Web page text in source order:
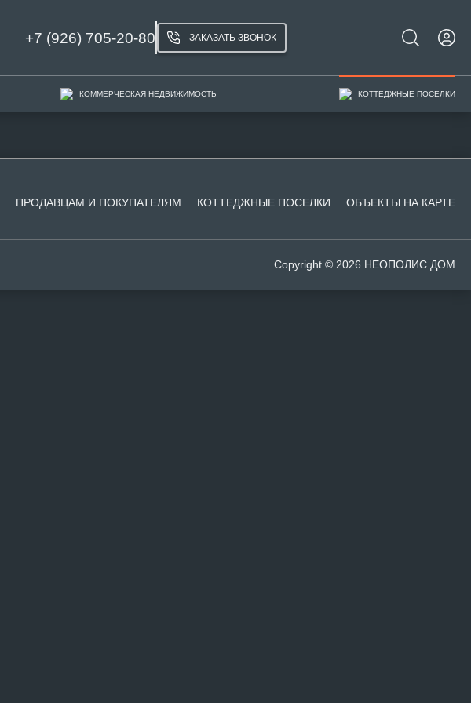
+7 (926) 705-20-80 ЗАКАЗАТЬ ЗВОНОК
КОММЕРЧЕСКАЯ НЕДВИЖИМОСТЬ КОТТЕДЖНЫЕ ПОСЕЛКИ
ПРОДАВЦАМ И ПОКУПАТЕЛЯМ КОТТЕДЖНЫЕ ПОСЕЛКИ ОБЪЕКТЫ НА КАРТЕ
Copyright © 2026 НЕОПОЛИС ДОМ